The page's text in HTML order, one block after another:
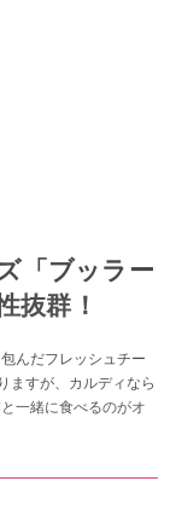
「ブッラー
抜群！
んだフレッシュチー
ますが、カルディなら
一緒に食べるのがオ